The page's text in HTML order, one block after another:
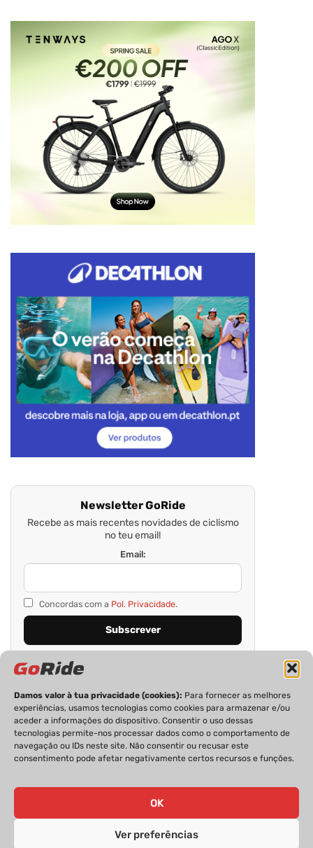
Damos valor à tua privacidade (cookies): Para fornecer as melhores
experiências, usamos tecnologias como cookies para armazenar e/ou
aceder a informações do dispositivo. Consentir o uso dessas
tecnologias permite-nos processar dados como o comportamento de
navegação ou IDs neste site. Não consentir ou recusar este
consentimento pode afetar negativamente certos recursos e funções.
OK
Ver preferências
Newsletter GoRide
Recebe as mais recentes novidades de ciclismo
no teu email!
Email:
Concordas com a Pol. Privacidade.
PRIVACIDADE FICHA TÉCNICA
ESTATUTO EDITORIAL